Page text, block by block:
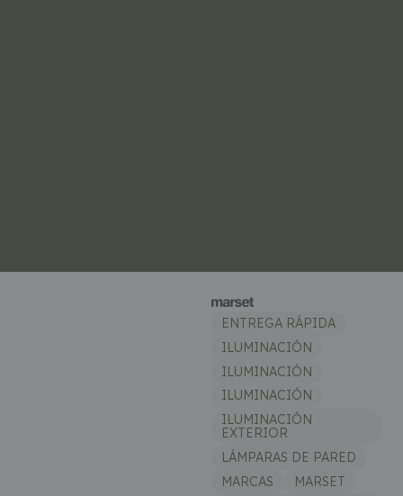
ENTREGA RÁPIDA
ILUMINACIÓN
ILUMINACIÓN
ILUMINACIÓN
ILUMINACIÓN
EXTERIOR
LÁMPARAS DE PARED
MARCAS
MARSET